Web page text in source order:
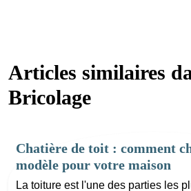
Articles similaires
Bricolage
Chatière de toit : comment
modèle pour votre maison
La toiture est l'une des parties les